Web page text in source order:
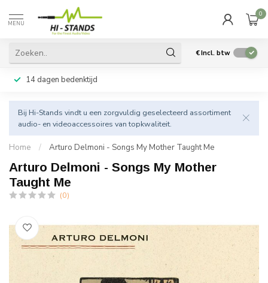
MENU
0
€Incl. btw
14 dagen bedenktijd
Bij Hi-Stands vindt u een zorgvuldig geselecteerd assortiment
audio- en videoaccessoires van topkwaliteit.
Home / Arturo Delmoni - Songs My Mother Taught Me
Arturo Delmoni - Songs My Mother
Taught Me
(0)